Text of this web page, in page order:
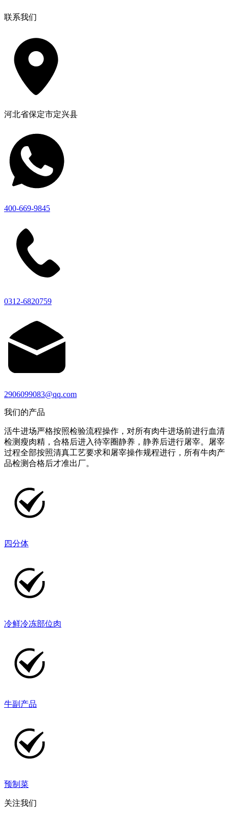
联系我们
河北省保定市定兴县
400-669-9845
0312-6820759
2906099083@qq.com
我们的产品
活牛进场严格按照检验流程操作，对所有肉牛进场前进行血清
检测瘦肉精，合格后进入待宰圈静养，静养后进行屠宰。屠宰
过程全部按照清真工艺要求和屠宰操作规程进行，所有牛肉产
品检测合格后才准出厂。
四分体
冷鲜冷冻部位肉
牛副产品
预制菜
关注我们